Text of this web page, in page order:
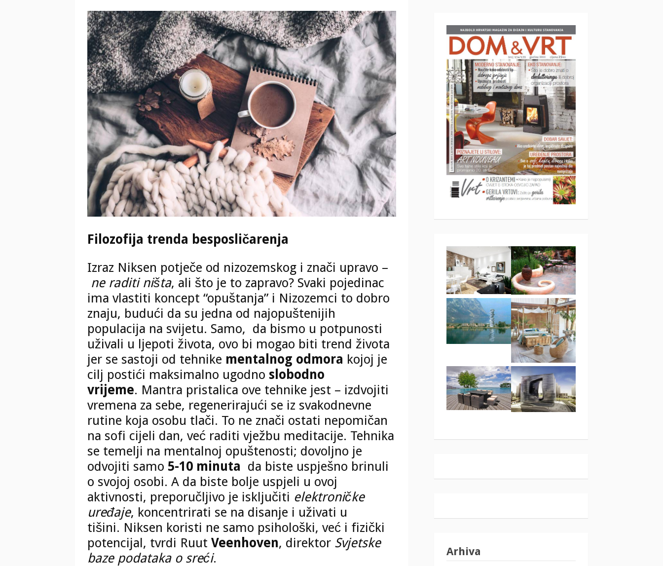
Filozofija trenda besposličarenja
Izraz Niksen potječe od nizozemskog i znači upravo –
ne raditi ništa, ali što je to zapravo? Svaki pojedinac
ima vlastiti koncept “opuštanja” i Nizozemci to dobro
znaju, budući da su jedna od najopuštenijih
populacija na svijetu. Samo, da bismo u potpunosti
uživali u ljepoti života, ovo bi mogao biti trend života
jer se sastoji od tehnike mentalnog odmora kojoj je
cilj postići maksimalno ugodno slobodno
vrijeme. Mantra pristalica ove tehnike jest – izdvojiti
vremena za sebe, regenerirajući se iz svakodnevne
rutine koja osobu tlači. To ne znači ostati nepomičan
na sofi cijeli dan, već raditi vježbu meditacije. Tehnika
se temelji na mentalnoj opuštenosti; dovoljno je
odvojiti samo 5-10 minuta da biste uspješno brinuli
o svojoj osobi. A da biste bolje uspjeli u ovoj
aktivnosti, preporučljivo je isključiti elektroničke
uređaje, koncentrirati se na disanje i uživati u
tišini. Niksen koristi ne samo psihološki, već i fizički
potencijal, tvrdi Ruut Veenhoven, direktor Svjetske
baze podataka o sreći. Arhiva